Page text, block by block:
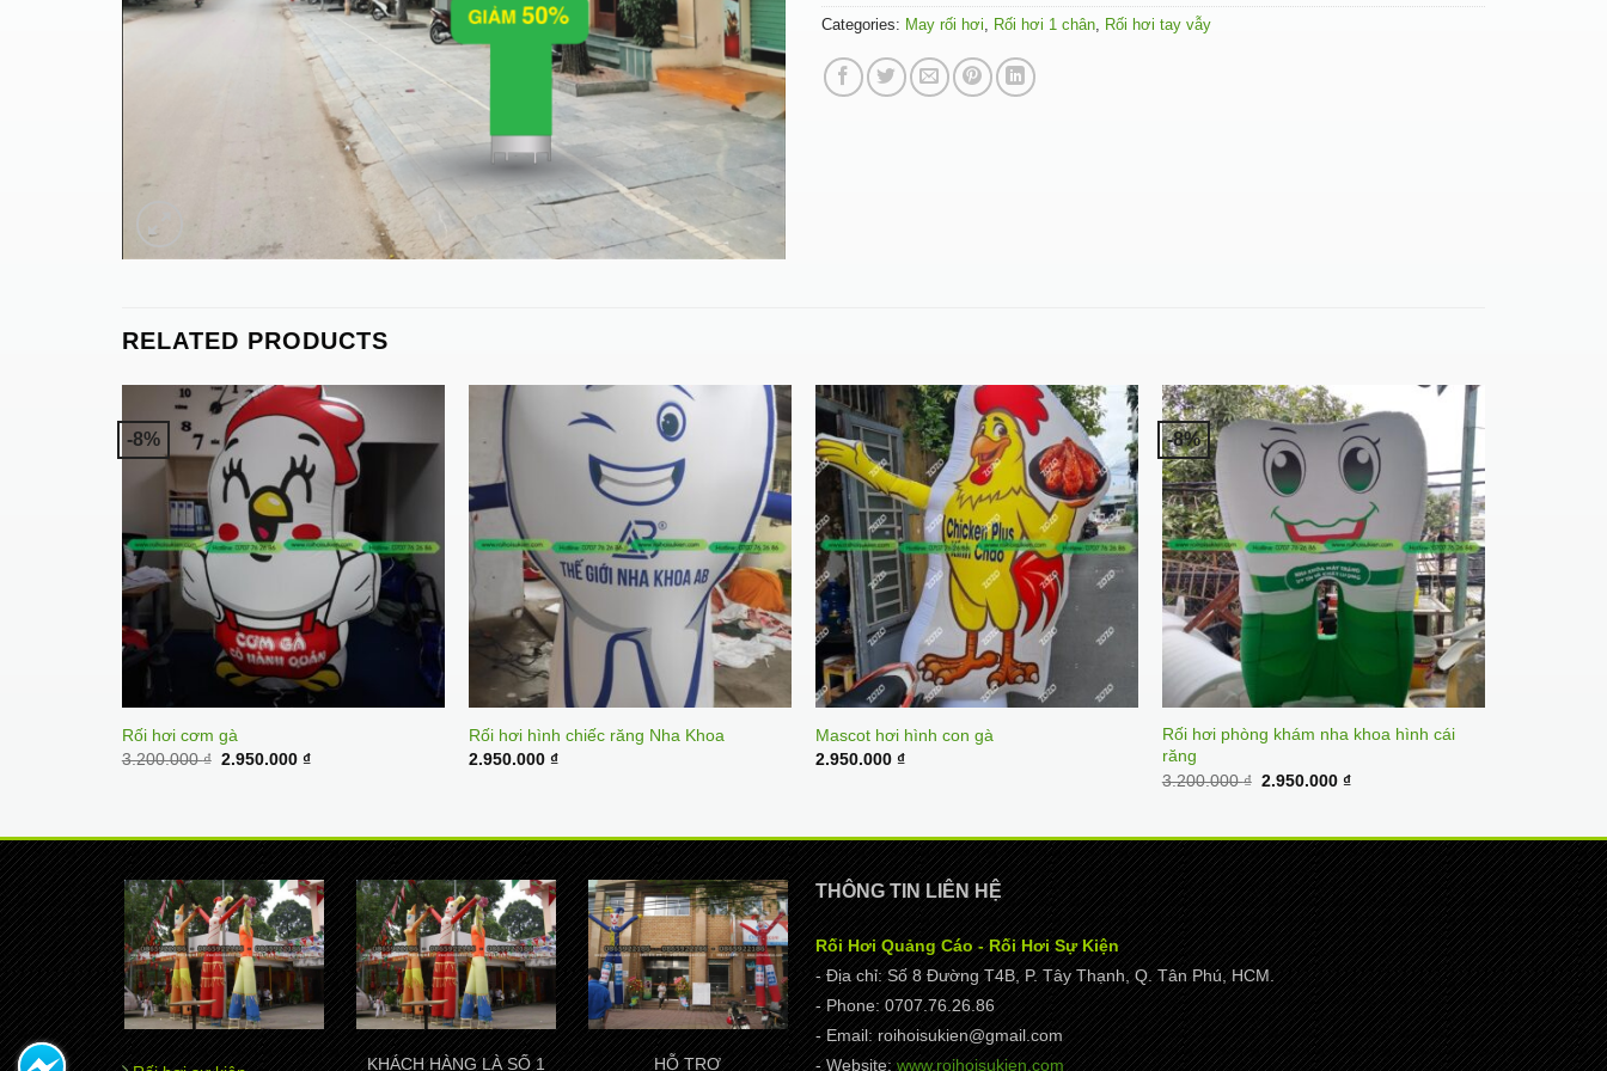
Categories: May rối hơi Rối hơi 1 chân Rối hơi tay vẫy
RELATED PRODUCTS
-8%
Rối hơi cơm gà
3.200.000₫ Original
2.950.000₫Current
Rối hơi hình chiếc răng Nha Khoa
2.950.000 ₫
Mascot hơi hình con gà
2.950.000 ₫
-8%
Rối hơi phòng khám nha khoa hình cái
răng
3.200.000₫ Original
2.950.000₫Current
KHÁCH HÀNG LÀ SỐ 1 HỖ TRỢ
THÔNG TIN LIÊN HỆ
Rối Hơi Quảng Cáo - Rối Hơi Sự Kiện
- Địa chỉ: Số 8 Đường T4B, P. Tây Thạnh, Q. Tân Phú, HCM.
- Phone: 0707.76.26.86
- Email: roihoisukien@gmail.com
- Website: www.roihoisukien.com